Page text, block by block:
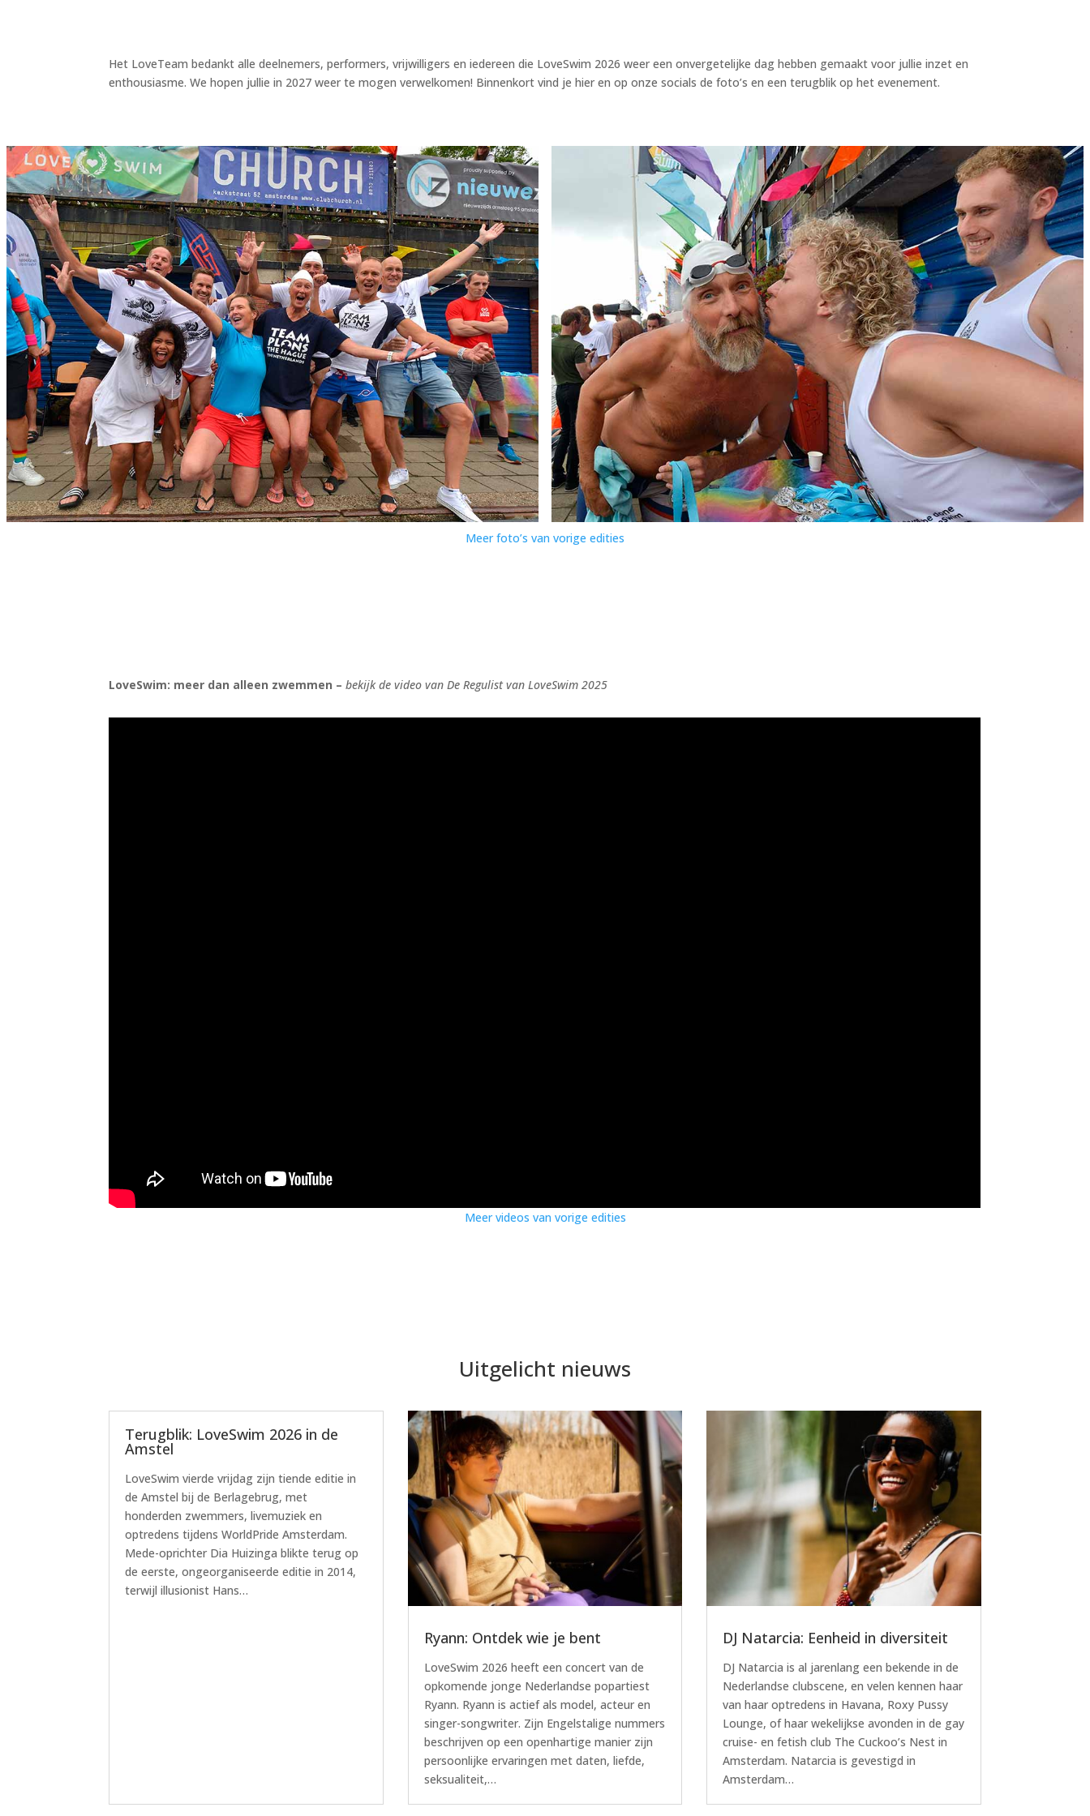
Het LoveTeam bedankt alle deelnemers, performers, vrijwilligers en iedereen die LoveSwim 2026 weer een onvergetelijke dag hebben gemaakt voor jullie inzet en
enthousiasme. We hopen jullie in 2027 weer te mogen verwelkomen! Binnenkort vind je hier en op onze socials de foto’s en een terugblik op het evenement.
Meer foto’s van vorige edities
LoveSwim: meer dan alleen zwemmen –bekijk de video van De Regulist van LoveSwim 2025
Meer videos van vorige edities
Uitgelicht nieuws
Terugblik: LoveSwim 2026 in de
Amstel
LoveSwim vierde vrijdag zijn tiende editie in
de Amstel bij de Berlagebrug, met
honderden zwemmers, livemuziek en
optredens tijdens WorldPride Amsterdam.
Mede-oprichter Dia Huizinga blikte terug op
de eerste, ongeorganiseerde editie in 2014,
terwijl illusionist Hans…
Ryann: Ontdek wie je bent
LoveSwim 2026 heeft een concert van de
opkomende jonge Nederlandse popartiest
Ryann. Ryann is actief als model, acteur en
singer-songwriter. Zijn Engelstalige nummers
beschrijven op een openhartige manier zijn
persoonlijke ervaringen met daten, liefde,
seksualiteit,…
DJ Natarcia: Eenheid in diversiteit
DJ Natarcia is al jarenlang een bekende in de
Nederlandse clubscene, en velen kennen haar
van haar optredens in Havana, Roxy Pussy
Lounge, of haar wekelijkse avonden in de gay
cruise- en fetish club The Cuckoo’s Nest in
Amsterdam. Natarcia is gevestigd in
Amsterdam…